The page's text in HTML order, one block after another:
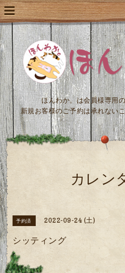
ほんわか。は会員様専用
新規お客様のご予約は承れない
カレン
予約済 2022-09-24 (土)
シッティング